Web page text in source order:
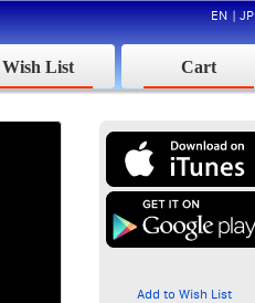
EN |JP
Wish List Cart
Add to Wish List